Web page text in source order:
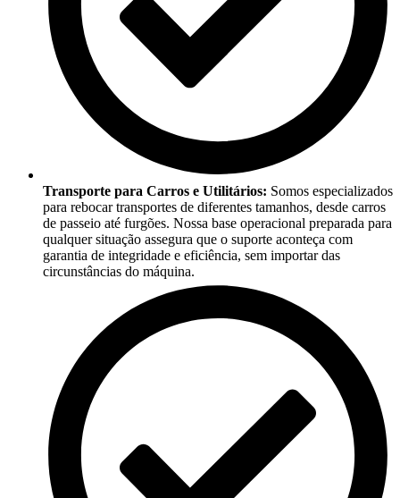
Transporte para Carros e Utilitários: Somos especializados
para rebocar transportes de diferentes tamanhos, desde carros
de passeio até furgões. Nossa base operacional preparada para
qualquer situação assegura que o suporte aconteça com
garantia de integridade e eficiência, sem importar das
circunstâncias do máquina.